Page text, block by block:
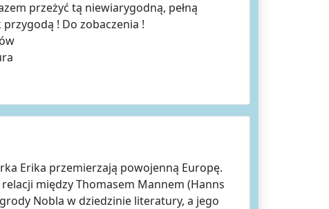
przeżyć tą niewiarygodną, pełną
! Do zobaczenia !
Erika przemierzają powojenną Europę.
między Thomasem Mannem (Hanns
Nobla w dziedzinie literatury, a jego